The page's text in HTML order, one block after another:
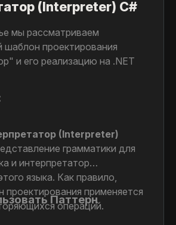
(Interpreter) C#
мы рассматриваем
шаблон проектирования
и его реализацию на .NET
(Interpreter)
грамматики для
и интерпретатор
языка. Как правило,
применяется
операций.
Паттерн